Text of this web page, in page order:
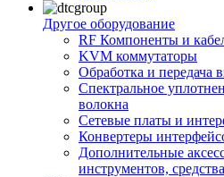
Другое оборудование
RF Компоненты и
KVM коммутаторы
Обработка и передача
Спектральное
волокна
Сетевые платы и
Конвертеры
Дополнительные
инструментов,